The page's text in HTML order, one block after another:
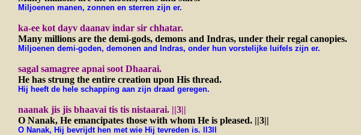
Miljoenen manen, zonnen en sterren zijn er.
ka-ee kot dayv daanav indar sir chhatar.
Many millions are the demi-gods, demons and Indras, under their regal canopies.
Miljoenen demi-goden, demonen and Indras, onder hun vorstelijke luifels zijn er.
sagal samagree apnai soot Dhaarai.
He has strung the entire creation upon His thread.
Hij heeft de hele schapping aan zijn draad geregen.
naanak jis jis bhaavai tis tis nistaarai. ||3||
O Nanak, He emancipates those with whom He is pleased. ||3||
O Nanak, Hij bevrijdt hen met wie Hij tevreden is. ll3ll